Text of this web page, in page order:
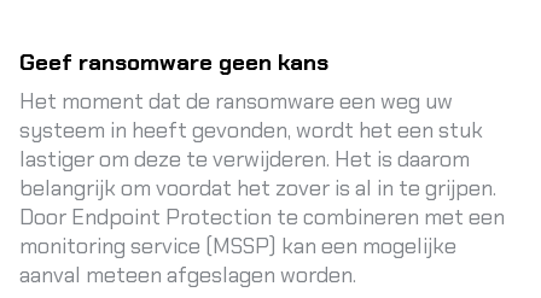
Geef ransomware geen kans
Het moment dat de ransomware een weg uw
systeem in heeft gevonden, wordt het een stuk
lastiger om deze te verwijderen. Het is daarom
belangrijk om voordat het zover is al in te grijpen.
Door Endpoint Protection te combineren met een
monitoring service (MSSP) kan een mogelijke
aanval meteen afgeslagen worden.